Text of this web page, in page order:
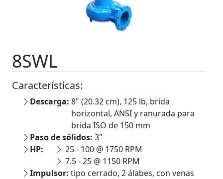
8SWL
Características:
Descarga: 8" (20.32 cm), 125 lb, brida
horizontal, ANSI y ranurada para
brida ISO de 150 mm
Paso de sólidos: 3"
HP:
25 - 100 @ 1750 RPM
7.5 - 25 @ 1150 RPM
Impulsor: tipo cerrado, 2 álabes, con venas